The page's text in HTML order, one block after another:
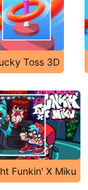
Toss 3D
Funkin' X Miku